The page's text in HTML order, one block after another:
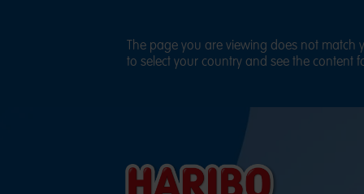
The page you are viewing does not match
to select your country and see the content